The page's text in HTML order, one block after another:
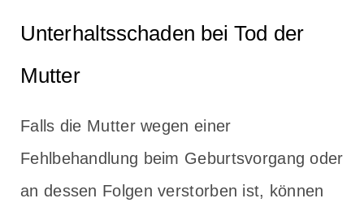
Unterhaltsschaden bei Tod der
Mutter
Falls die Mutter wegen einer
Fehlbehandlung beim Geburtsvorgang oder
an dessen Folgen verstorben ist, können